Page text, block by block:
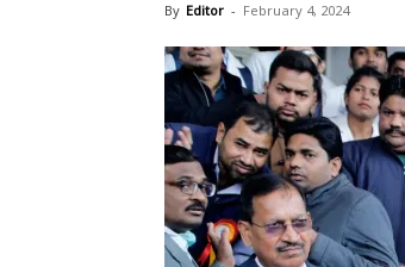
By Editor - February 4, 2024